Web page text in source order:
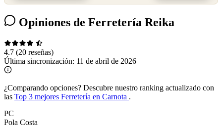
Opiniones de Ferretería Reika
4.7 (20 reseñas)
Última sincronización: 11 de abril de 2026
¿Comparando opciones? Descubre nuestro ranking actualizado con
las Top 3 mejores Ferretería en Carnota .
PC
Pola Costa